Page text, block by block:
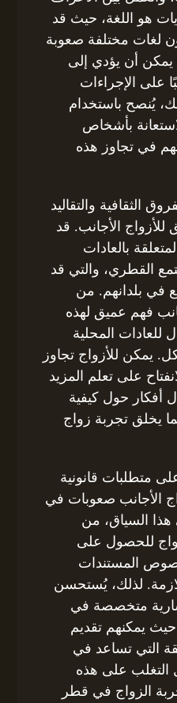
هو اللغة، حيث قد
لغات مختلفة صعوبة
يمكن أن يؤدي إلى
على الإجراءات
يُنصح باستخدام
بأشخاص
في تجاوز هذه
الثقافية والتقاليد
الأجانب. قد
بالعادات
القطري، والتي قد
في بلدانهم. من
فهم عميق لهذه
للعادات المحلية
يمكن للأزواج تجاوز
على تعلم المزيد
أفكار حول كيفية
يخلق تجربة زواج
متطلبات قانونية
الأجانب صعوبات في
السياق، من
للحصول على
المستندات
لذلك، يُستحسن
متخصصة في
يمكنهم تقديم
التي تساعد في
التغلب على هذه
الزواج في قطر